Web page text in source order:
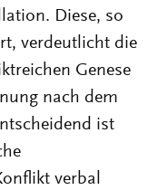
Diese, so
verdeutlicht die
Genese
nach dem
ist
verbal